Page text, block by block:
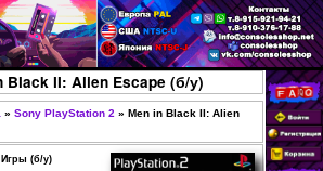
Перейти к основному
содержанию
И
Men in Black II: Alien Escape
Sony PlayStation 2 » Men in